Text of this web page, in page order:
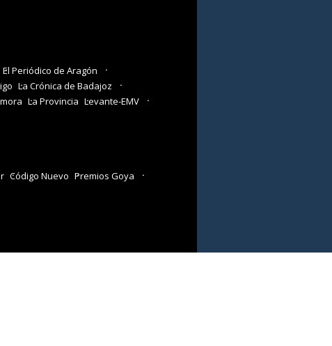
El Periódico de Aragón
La Crónica de Badajoz
La Provincia Levante-EMV
Código Nuevo Premios Goya